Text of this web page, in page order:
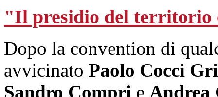
"Il presidio del territorio
Dopo la convention di
avvicinato Paolo Cocci
Sandro Compri e Andrea